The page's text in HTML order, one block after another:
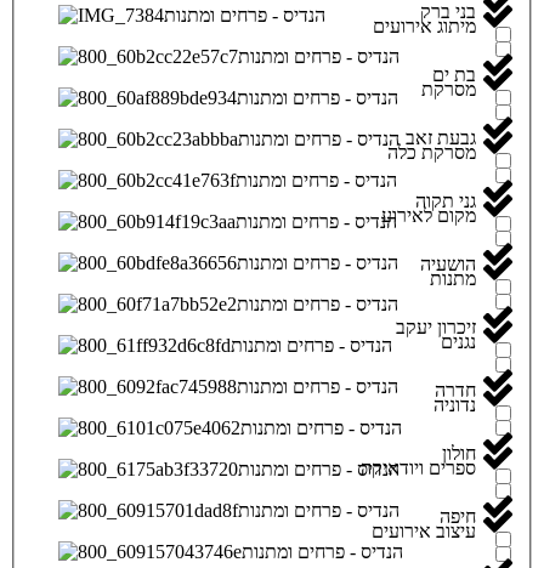
מיתוג אירועים
מסרקת
מסרקת כלה
מקום לאירוע
מתנות
נגנים
נדוניה
ספרים ויודאיקה
עיצוב אירועים
בני ברק
בת ים
גבעת זאב
גני תקוה
הושעיה
זיכרון יעקב
חדרה
חולון
חיפה